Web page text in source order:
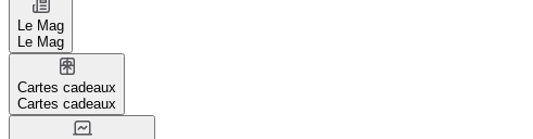
Le Mag
Le Mag
Cartes cadeaux
Cartes cadeaux